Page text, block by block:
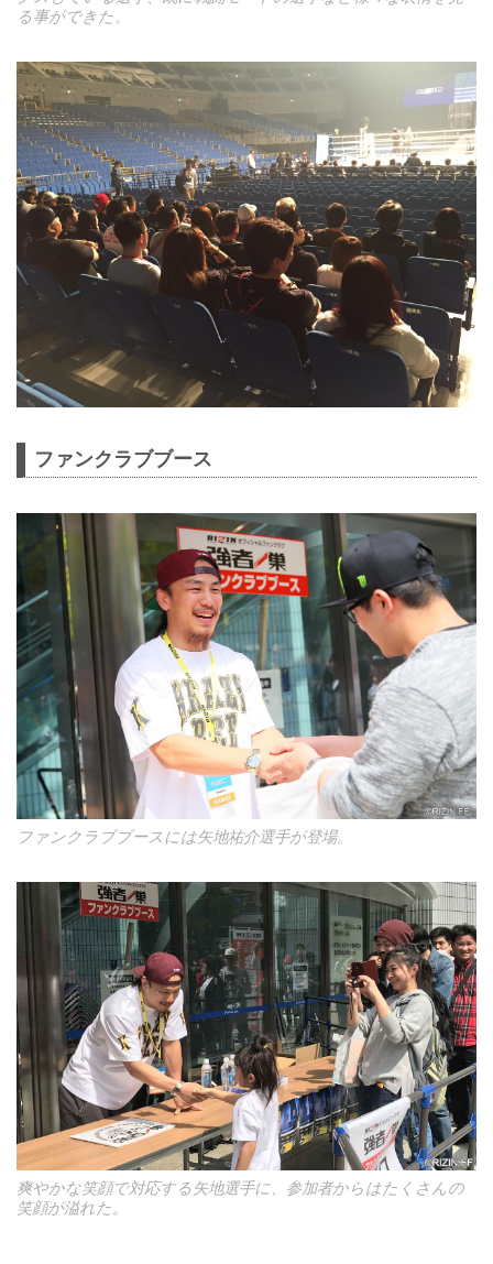
る事ができた。
ファンクラブブース
ファンクラブブースには矢地祐介選手が登場。
爽やかな笑顔で対応する矢地選手に、参加者からはたくさんの
笑顔が溢れた。